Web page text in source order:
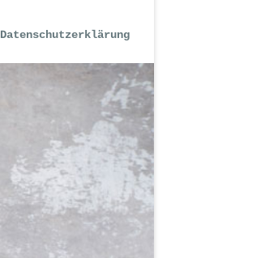
Datenschutzerklärung